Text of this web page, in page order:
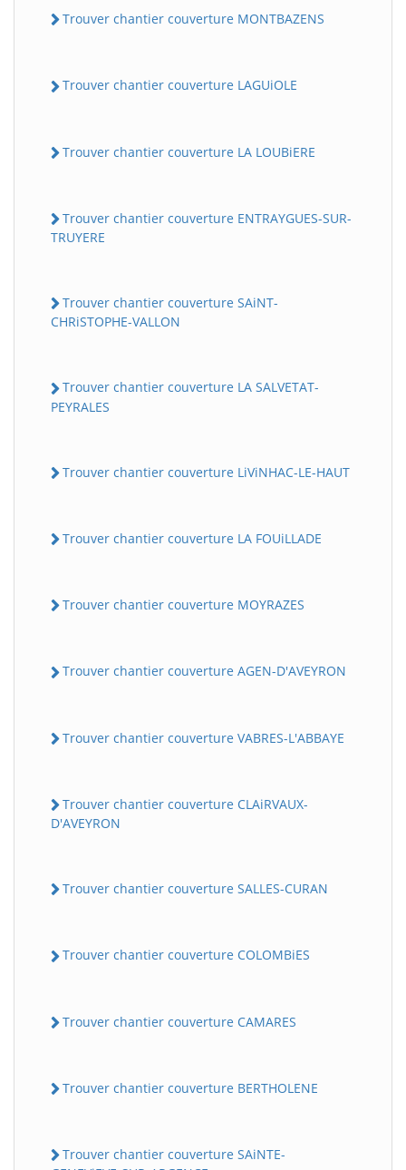
Trouver chantier couverture MONTBAZENS
Trouver chantier couverture LAGUiOLE
Trouver chantier couverture LA LOUBiERE
Trouver chantier couverture ENTRAYGUES-SUR-
TRUYERE
Trouver chantier couverture SAiNT-
CHRiSTOPHE-VALLON
Trouver chantier couverture LA SALVETAT-
PEYRALES
Trouver chantier couverture LiViNHAC-LE-HAUT
Trouver chantier couverture LA FOUiLLADE
Trouver chantier couverture MOYRAZES
Trouver chantier couverture AGEN-D'AVEYRON
Trouver chantier couverture VABRES-L'ABBAYE
Trouver chantier couverture CLAiRVAUX-
D'AVEYRON
Trouver chantier couverture SALLES-CURAN
Trouver chantier couverture COLOMBiES
Trouver chantier couverture CAMARES
Trouver chantier couverture BERTHOLENE
Trouver chantier couverture SAiNTE-